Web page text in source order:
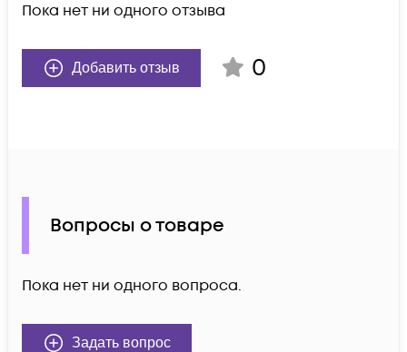
Пока нет ни одного отзыва
Добавить отзыв 0
Вопросы о товаре
Пока нет ни одного вопроса.
Задать вопрос